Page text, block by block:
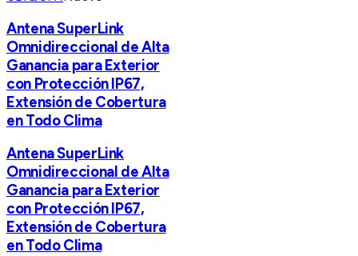
Antena SuperLink
Omnidireccional de Alta
Ganancia para Exterior
con Protección IP67,
Extensión de Cobertura
en Todo Clima
Antena SuperLink
Omnidireccional de Alta
Ganancia para Exterior
con Protección IP67,
Extensión de Cobertura
en Todo Clima